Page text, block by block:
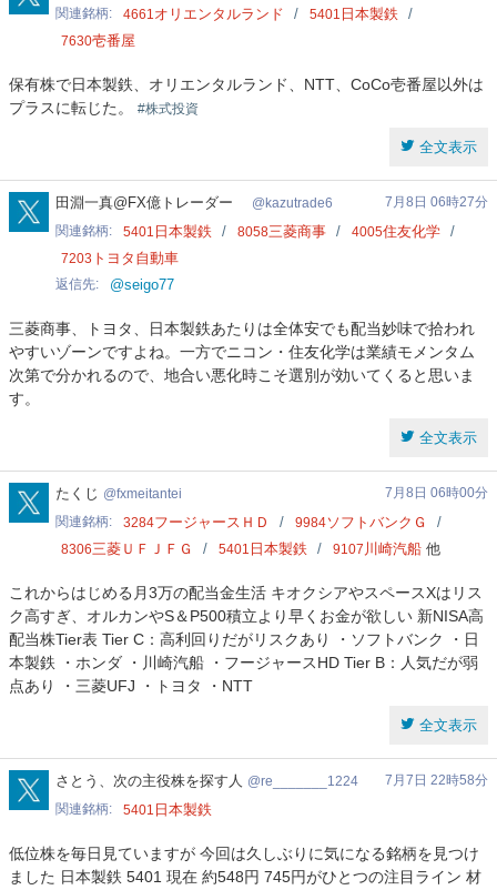
関連銘柄
4661オリエンタルランド 5401 日本製鉄
7630壱番屋
保有株で日本製鉄、オリエンタルランド、NTT、CoCo壱番屋以外は
プラスに転じた。 #株式投資
全文表示
kazutrade6
田淵一真@FX億トレーダー kazutrade6
7月8日 06時27分
関連銘柄
5401 日本製鉄 8058三菱商事 4005住友化学
7203 トヨタ自動車
返信先 @seigo77
三菱商事、トヨタ、日本製鉄あたりは全体安でも配当妙味で拾われ
やすいゾーンですよね。一方でニコン・住友化学は業績モメンタム
次第で分かれるので、地合い悪化時こそ選別が効いてくると思いま
す。
全文表示
fxmeitantei
たくじ fxmeitantei
7月8日 06時00分
関連銘柄
3284フージャースＨＤ 9984ソフトバンクＧ
8306三菱ＵＦＪＦＧ 5401 日本製鉄 9107 川崎汽船 他
これからはじめる月3万の配当金生活 キオクシアやスペースXはリス
ク高すぎ、オルカンやS＆P500積立より早くお金が欲しい 新NISA高
配当株Tier表 Tier C：高利回りだがリスクあり ・ソフトバンク ・日
本製鉄 ・ホンダ ・川崎汽船 ・フージャースHD Tier B：人気だが弱
点あり ・三菱UFJ ・トヨタ ・NTT
全文表示
re_______1224
さとう、次の主役株を探す人 re_______1224
7月7日 22時58分
関連銘柄
5401 日本製鉄
低位株を毎日見ていますが 今回は久しぶりに気になる銘柄を見つけ
ました 日本製鉄 5401 現在 約548円 745円がひとつの注目ライン 材